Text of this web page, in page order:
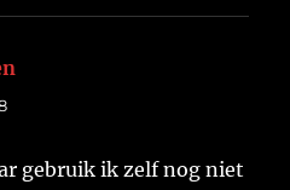
gebruik ik zelf nog niet